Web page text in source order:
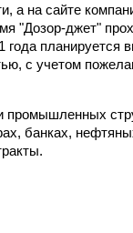
а на сайте
"Дозор-джет"
планируется
с учетом
промышленных
банках,